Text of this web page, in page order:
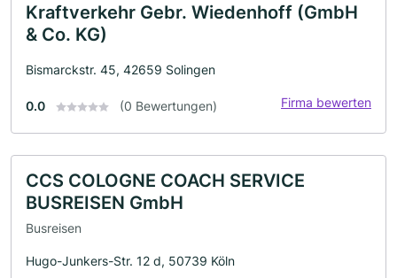
Kraftverkehr Gebr. Wiedenhoff (GmbH
& Co. KG)
Bismarckstr. 45, 42659 Solingen
0.0 (0 Bewertungen) Firma bewerten
CCS COLOGNE COACH SERVICE
BUSREISEN GmbH
Busreisen
Hugo-Junkers-Str. 12 d, 50739 Köln